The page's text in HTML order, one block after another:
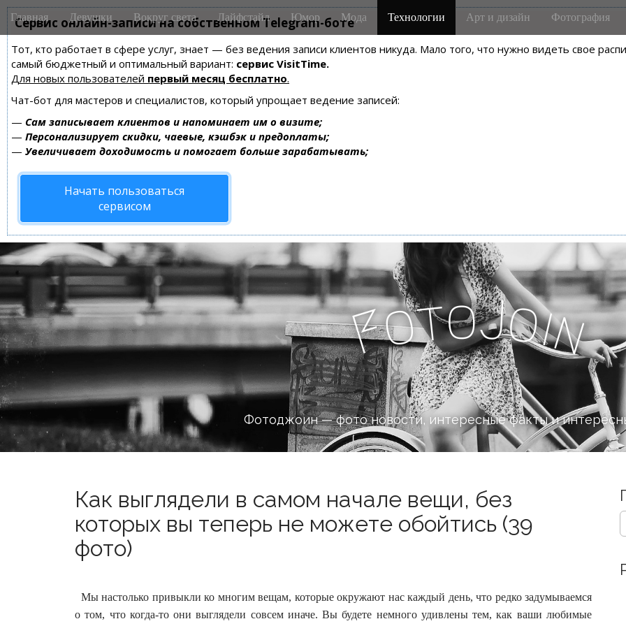
Сервис онлайн-записи на собственном Telegram-боте
Тот, кто работает в сфере услуг, знает — без ведения записи клиентов никуда. Мало того, что нужно видеть свое
самый бюджетный и оптимальный вариант: сервис VisitTime.
Для новых пользователей первый месяц бесплатно.
Чат-бот для мастеров и специалистов, который упрощает ведение записей:
— Сам записывает клиентов и напоминает им о визите;
— Персонализирует скидки, чаевые, кэшбэк и предоплаты;
— Увеличивает доходимость и помогает больше зарабатывать;
Начать пользоваться
сервисом
M
a
n
m
e
n
u
i
Главная Девушки Вокруг света Лайфстайл Юмор Мода Технологии Арт и дизайн Фотография
FotoJoi
n
Фотоджоин — фото новости, интересные факты и
Как выглядели в самом начале вещи, без
которых вы теперь не можете обойтись (39
фото)
Мы настолько привыкли ко многим вещам, которые окружают нас каждый день, что редко задумываемся
о том, что когда-то они выглядели совсем иначе.Вы будете немного удивлены тем, как ваши любимые
S
e
c